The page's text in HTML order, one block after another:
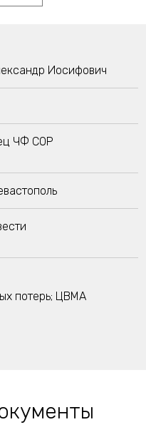
Иосифович
ЧФ СОР
потерь; ЦВМА